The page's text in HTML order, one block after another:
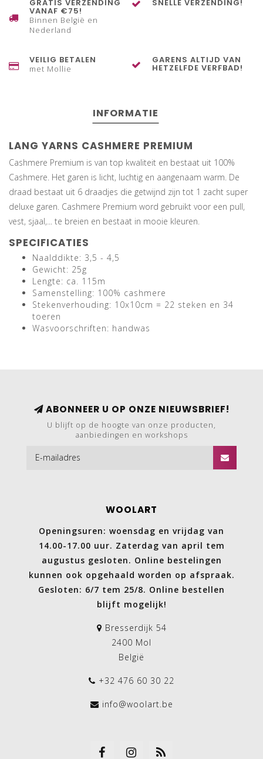
GRATIS VERZENDING
VANAF €75!
Binnen België en
Nederland
SNELLE VERZENDING!
VEILIG BETALEN
met Mollie
GARENS ALTIJD VAN
HETZELFDE VERFBAD!
INFORMATIE
LANG YARNS CASHMERE PREMIUM
Cashmere Premium is van top kwaliteit en bestaat uit 100%
Cashmere. Het garen is licht, luchtig en aangenaam warm. De
draad bestaat uit 6 draadjes die getwijnd zijn tot 1 zacht super
deluxe garen. Cashmere Premium word gebruikt voor een pull,
vest, sjaal,... te breien en bestaat in mooie kleuren.
SPECIFICATIES
Naalddikte: 3,5 - 4,5
Gewicht: 25g
Lengte: ca. 115m
Samenstelling: 100% cashmere
Stekenverhouding: 10x10cm = 22 steken en 34
toeren
Wasvoorschriften: handwas
ABONNEER U OP ONZE NIEUWSBRIEF!
U blijft op de hoogte van onze producten,
aanbiedingen en workshops
WOOLART
Openingsuren: woensdag en vrijdag van
14.00-17.00 uur. Zaterdag van april tem
augustus gesloten. Online bestelingen
kunnen ook opgehaald worden op afspraak.
Gesloten: 6/7 tem 25/8. Online bestellen
blijft mogelijk!
Bresserdijk 54
2400 Mol
België
+32 476 60 30 22
info@woolart.be